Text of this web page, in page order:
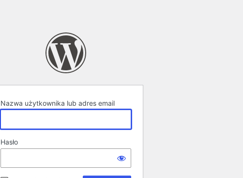
Nazwa użytkownika lub adres email
Hasło